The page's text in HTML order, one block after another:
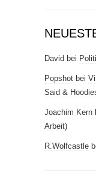
David bei
Popshot bei
Said &
Joachim Kern
Arbeit)
R.Wolfcastle